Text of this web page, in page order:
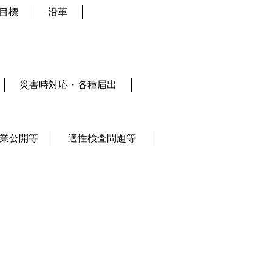
標 沿革
災害時対応・各種届出
公開等 適性検査問題等